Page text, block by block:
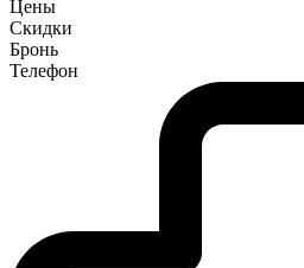
Цены
Скидки
Бронь
Телефон